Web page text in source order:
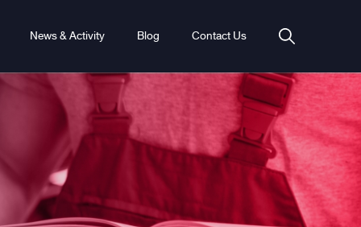
News & Activity Blog Contact Us